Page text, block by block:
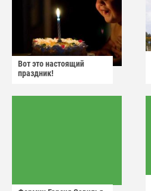
Вот это настоящий
праздник!